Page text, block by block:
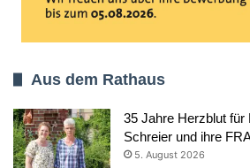
Aus dem Rathaus
35 Jahre Herzblut für
Schreier und ihre
5. August 2026